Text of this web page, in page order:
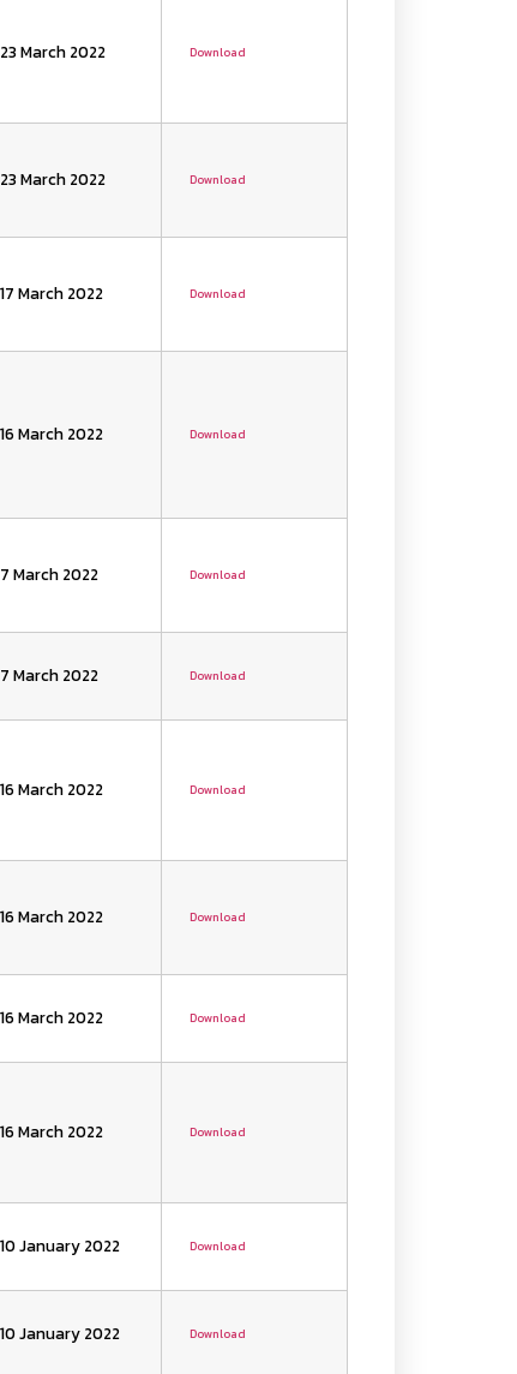
23 March 2022 Download
23 March 2022 Download
17 March 2022 Download
16 March 2022 Download
7 March 2022 Download
7 March 2022 Download
16 March 2022 Download
16 March 2022 Download
16 March 2022 Download
16 March 2022 Download
10 January 2022 Download
10 January 2022 Download